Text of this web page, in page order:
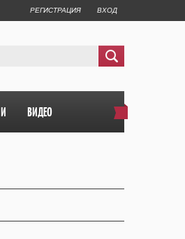
РЕГИСТРАЦИЯ ВХОД
ВИДЕО